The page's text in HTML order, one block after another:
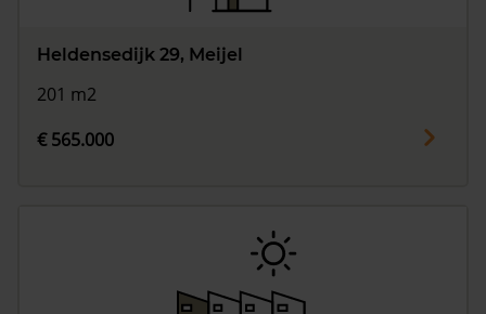
Heldensedijk 29, Meijel
201 m2
€ 565.000